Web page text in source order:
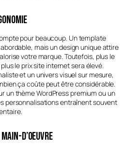
pour beaucoup. Un template
mais un design unique attire
votre marque. Toutefois, plus le
le prix site internet sera élevé.
et un univers visuel sur mesure,
ça coûte peut être considérable.
un thème WordPress premium ou un
personnalisations entraînent souvent
d’oeuvre